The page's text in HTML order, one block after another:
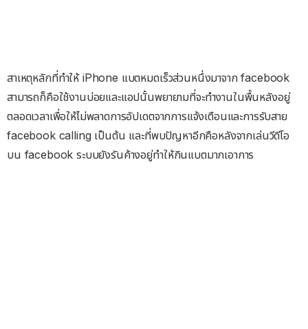
สาเหตุหลักที่ทำให้ iPhone แบตหมดเร็วส่วนหนึ่งมาจาก facebook
สามารถก็คือใช้งานบ่อยและแอปนั้นพยายามที่จะทำงานในพื้นหลังอยู่
ตลอดเวลาเพื่อให้ไม่พลาดการอัปเดตจากการแจ้งเตือนและการรับสาย
facebook calling เป็นต้น และที่พบปัญหาอีกคือหลังจากเล่นวีดีโอ
บน facebook ระบบยังรันค้างอยู่ทำให้กินแบตมากเอาการ